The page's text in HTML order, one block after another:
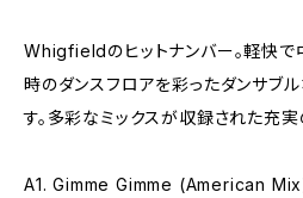
Whigfieldのヒットナンバー。軽快で
時のダンスフロアを彩ったダンサブ
す。多彩なミックスが収録された充実
A1. Gimme Gimme (American